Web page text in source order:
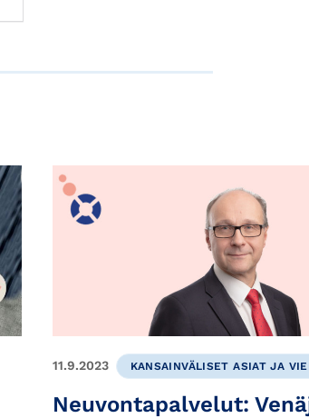
11.9.2023 KANSAINVÄLISET ASIAT JA
Neuvontapalvelut: